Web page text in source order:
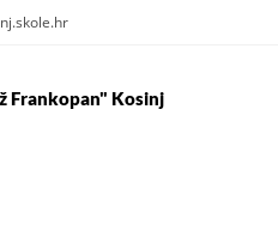
Frankopan" Kosinj